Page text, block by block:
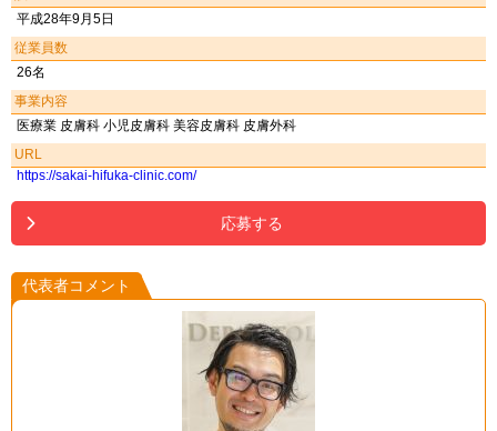
平成28年9月5日
従業員数
26名
事業内容
医療業 皮膚科 小児皮膚科 美容皮膚科 皮膚外科
URL
https://sakai-hifuka-clinic.com/
応募する
代表者コメント